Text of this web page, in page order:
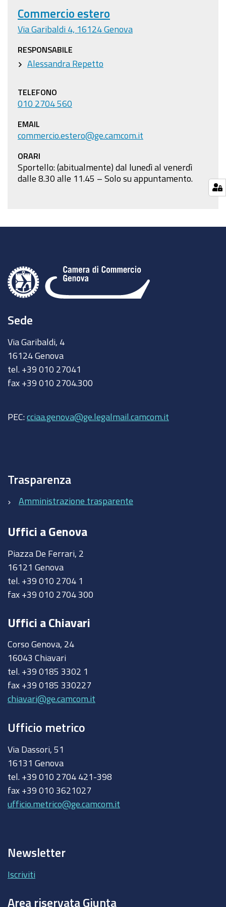
Commercio estero
Via Garibaldi 4, 16124 Genova
RESPONSABILE
Alessandra Repetto
TELEFONO
010 2704 560
EMAIL
commercio.estero@ge.camcom.it
ORARI
Sportello: (abitualmente) dal lunedì al venerdì
dalle 8.30 alle 11.45 – Solo su appuntamento.
Sede
Via Garibaldi, 4
16124 Genova
tel. +39 010 27041
fax +39 010 2704.300
PEC: cciaa.genova@ge.legalmail.camcom.it
Trasparenza
Amministrazione trasparente
Uffici a Genova
Piazza De Ferrari, 2
16121 Genova
tel. +39 010 2704 1
fax +39 010 2704 300
Uffici a Chiavari
Corso Genova, 24
16043 Chiavari
tel. +39 0185 3302 1
fax +39 0185 330227
chiavari@ge.camcom.it
Ufficio metrico
Via Dassori, 51
16131 Genova
tel. +39 010 2704 421-398
fax +39 010 3621027
ufficio.metrico@ge.camcom.it
Newsletter
Iscriviti
Area riservata Giunta